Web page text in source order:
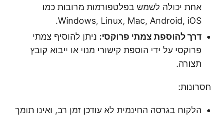
אחת יכולה לשמש בפלטפורמות מרובות כמו
Windows, Linux, Mac, Android, iOS.
דרך להוספת צמתי פרוקסי: ניתן להוסיף צמתי
פרוקסי על ידי הוספת קישורי מנוי או ייבוא קובץ
תצורה.
חסרונות:
הלקוח בגרסה החינמית לא עודכן זמן רב, ואינו תומך